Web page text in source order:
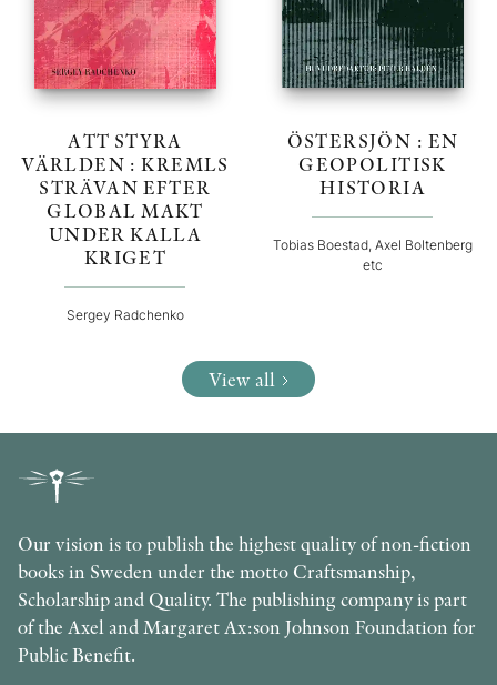
ATT STYRA
VÄRLDEN : KREMLS
STRÄVAN EFTER
GLOBAL MAKT
UNDER KALLA
KRIGET
Sergey Radchenko
ÖSTERSJÖN : EN
GEOPOLITISK
HISTORIA
Tobias Boestad, Axel Boltenberg
etc
View all
Our vision is to publish the highest quality of non-fiction
books in Sweden under the motto Craftsmanship,
Scholarship and Quality. The publishing company is part
of the Axel and Margaret Ax:son Johnson Foundation for
Public Benefit.